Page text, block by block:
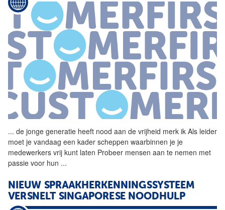
... de jonge generatie heeft nood aan de vrijheid merk ik Als leider
moet je vandaag een kader scheppen waarbinnen je je
medewerkers vrij kunt laten Probeer mensen aan te nemen met
passie voor hun ...
NIEUW SPRAAKHERKENNINGSSYSTEEM
VERSNELT SINGAPORESE NOODHULP